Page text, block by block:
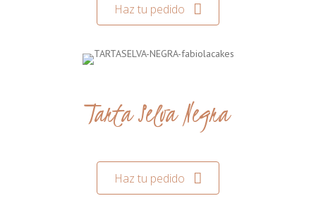
Haz tu pedido
Tarta Selva Negra
Haz tu pedido